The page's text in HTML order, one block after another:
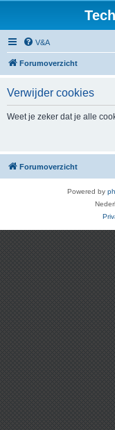
V&A
Forumoverzicht
Verwijder cookies
Weet je zeker dat je alle
Forumoverzicht
Powered by